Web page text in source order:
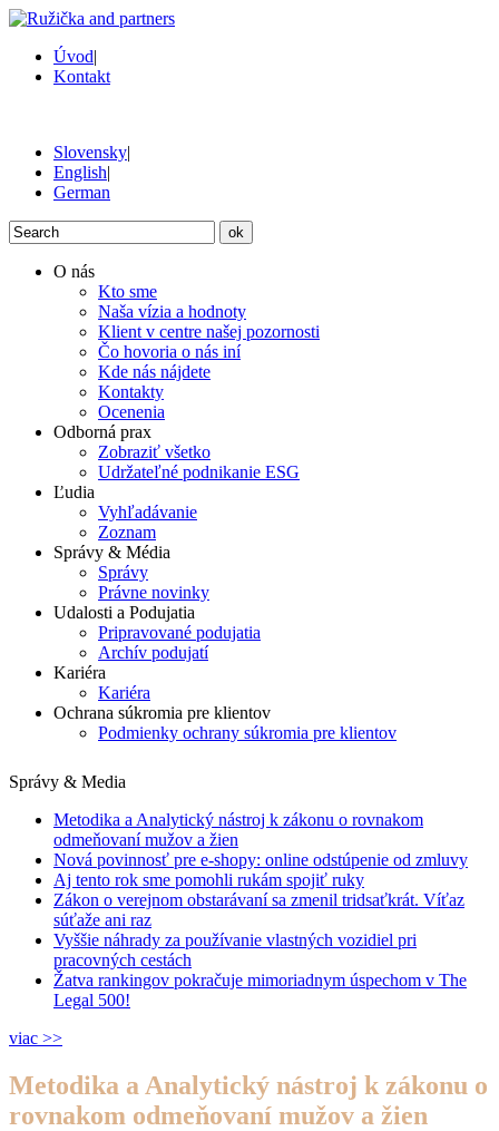
Úvod|
Kontakt
Slovensky|
English|
German
ok
O nás
Kto sme
Naša vízia a hodnoty
Klient v centre našej pozornosti
Čo hovoria o nás iní
Kde nás nájdete
Kontakty
Ocenenia
Odborná prax
Zobraziť všetko
Udržateľné podnikanie ESG
Ľudia
Vyhľadávanie
Zoznam
Správy & Média
Správy
Právne novinky
Udalosti a Podujatia
Pripravované podujatia
Archív podujatí
Kariéra
Kariéra
Ochrana súkromia pre klientov
Podmienky ochrany súkromia pre klientov
Správy & Media
Metodika a Analytický nástroj k zákonu o rovnakom
odmeňovaní mužov a žien
Nová povinnosť pre e-shopy: online odstúpenie od zmluvy
Aj tento rok sme pomohli rukám spojiť ruky
Zákon o verejnom obstarávaní sa zmenil tridsaťkrát. Víťaz
súťaže ani raz
Vyššie náhrady za používanie vlastných vozidiel pri
pracovných cestách
Žatva rankingov pokračuje mimoriadnym úspechom v The
Legal 500!
viac >>
Metodika a Analytický nástroj k zákonu o
rovnakom odmeňovaní mužov a žien